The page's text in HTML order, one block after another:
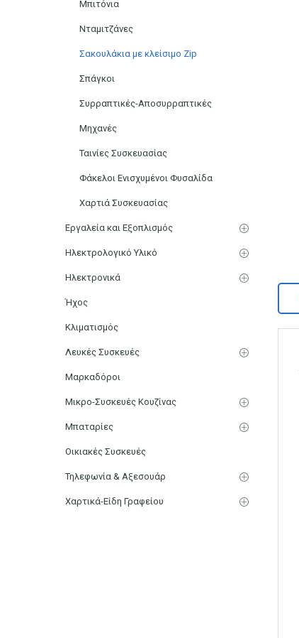
Μπιτόνια
Νταμιτζάνες
Σακουλάκια με κλείσιμο Zip
Σπάγκοι
Συρραπτικές-Αποσυρραπτικές
Μηχανές
Ταινίες Συσκευασίας
Φάκελοι Ενισχυμένοι Φυσαλίδα
Χαρτιά Συσκευασίας
Εργαλεία και Εξοπλισμός
Ηλεκτρολογικό Υλικό
Ηλεκτρονικά
Ήχος
Κλιματισμός
Λευκές Συσκευές
Μαρκαδόροι
Μικρο-Συσκευές Κουζίνας
Μπαταρίες
Οικιακές Συσκευές
Τηλεφωνία & Αξεσουάρ
Χαρτικά-Είδη Γραφείου